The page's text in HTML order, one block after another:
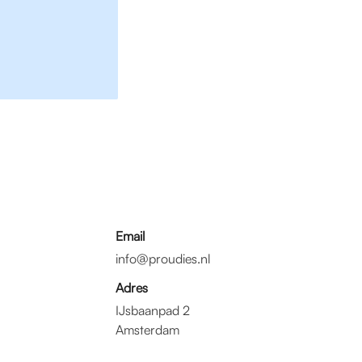
Email
info@proudies.nl
Adres
IJsbaanpad 2
Amsterdam